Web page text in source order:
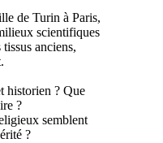
de Turin à Paris,
scientifiques
anciens,
historien ? Que
?
semblent
?